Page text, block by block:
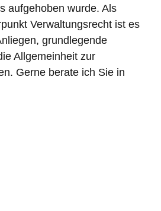
aufgehoben wurde. Als
Verwaltungsrecht ist es
grundlegende
Allgemeinheit zur
Gerne berate ich Sie in